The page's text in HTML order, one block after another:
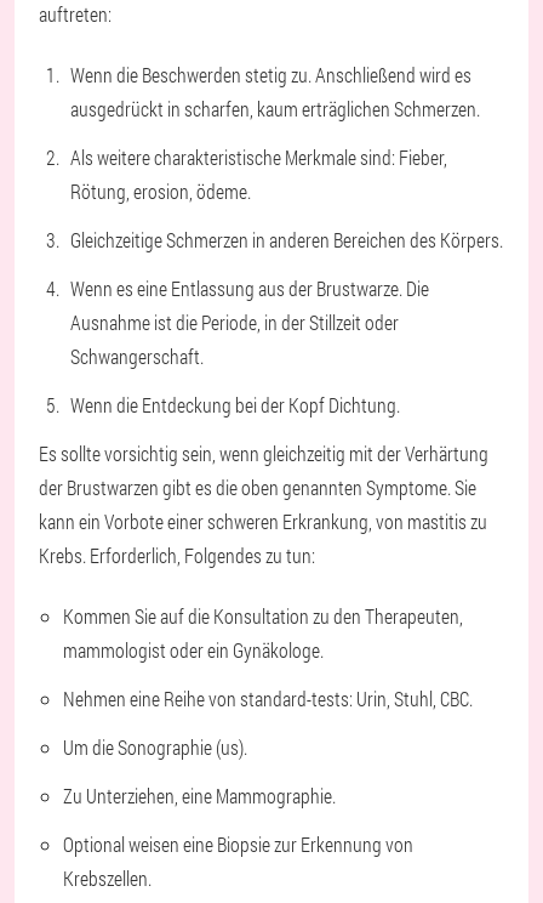
auftreten:
Wenn die Beschwerden stetig zu. Anschließend wird es
ausgedrückt in scharfen, kaum erträglichen Schmerzen.
Als weitere charakteristische Merkmale sind: Fieber,
Rötung, erosion, ödeme.
Gleichzeitige Schmerzen in anderen Bereichen des Körpers.
Wenn es eine Entlassung aus der Brustwarze. Die
Ausnahme ist die Periode, in der Stillzeit oder
Schwangerschaft.
Wenn die Entdeckung bei der Kopf Dichtung.
Es sollte vorsichtig sein, wenn gleichzeitig mit der Verhärtung
der Brustwarzen gibt es die oben genannten Symptome. Sie
kann ein Vorbote einer schweren Erkrankung, von mastitis zu
Krebs. Erforderlich, Folgendes zu tun:
Kommen Sie auf die Konsultation zu den Therapeuten,
mammologist oder ein Gynäkologe.
Nehmen eine Reihe von standard-tests: Urin, Stuhl, CBC.
Um die Sonographie (us).
Zu Unterziehen, eine Mammographie.
Optional weisen eine Biopsie zur Erkennung von
Krebszellen.